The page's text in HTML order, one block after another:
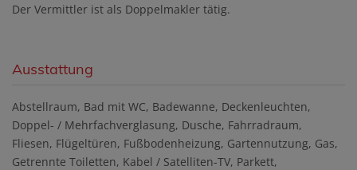
Der Vermittler ist als Doppelmakler tätig.
Ausstattung
Abstellraum Bad mit WC Badewanne Deckenleuchten
Doppel- / Mehrfachverglasung Dusche Fahrradraum
Fliesen Flügeltüren Fußbodenheizung Gartennutzung Gas
Getrennte Toiletten Kabel / Satelliten-TV Parkett